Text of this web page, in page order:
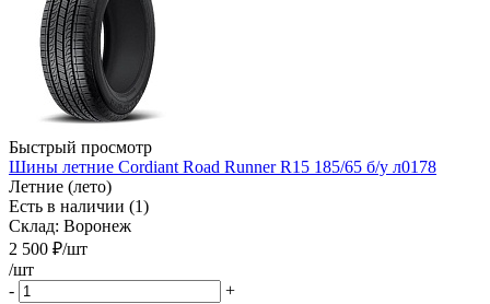
Быстрый просмотр
Шины летние Cordiant Road Runner R15 185/65 б/у л0178
Летние (лето)
Есть в наличии (1)
Склад: Воронеж
2 500 ₽/шт
/шт
-
+